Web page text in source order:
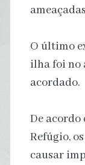
O último
ilha foi no
acordado.
De acordo
Refúgio,
causar